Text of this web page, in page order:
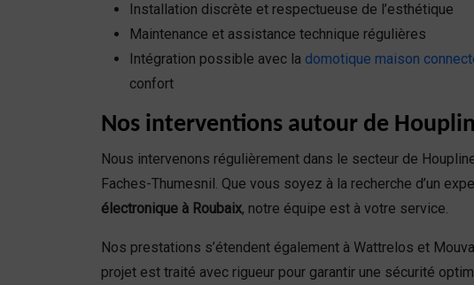
Installation discrète et respectueuse de l’esthétique
Maintenance et assistance technique régulières
Intégration possible avec la domotique maison
confort
Nos interventions autour de
Nous intervenons régulièrement dans le secteur de
Faches-Thumesnil. Que vous soyez à la recherche d’un
électronique à Roubaix, notre équipe est à votre service.
Nos prestations s’étendent également à Wattrelos et
projet est traité avec rigueur pour garantir une sécurité